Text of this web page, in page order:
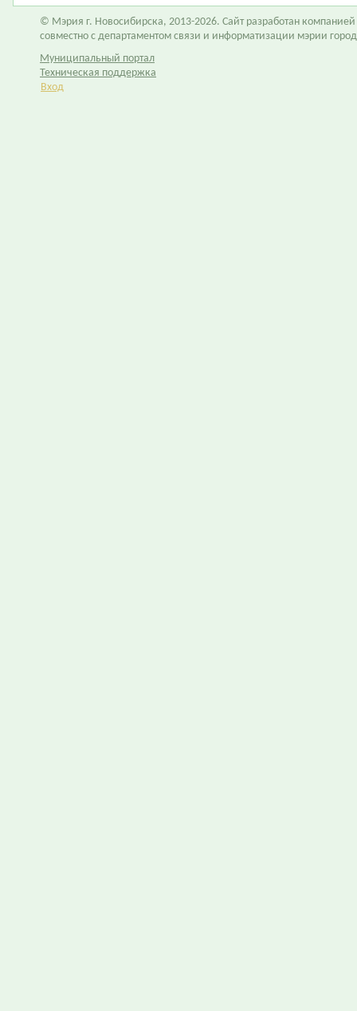
© Мэрия г. Новосибирска, 2013-2026. Сайт разработан компанией
совместно с департаментом связи и информатизации мэрии
Муниципальный портал
Техническая поддержка
Вход